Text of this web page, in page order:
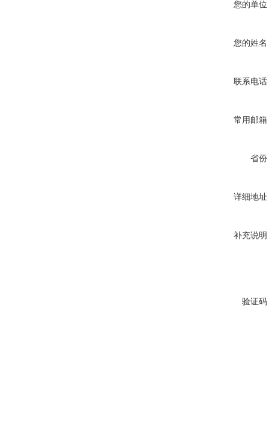
您的单位
您的姓名
联系电话
常用邮箱
省份
详细地址
补充说明
验证码